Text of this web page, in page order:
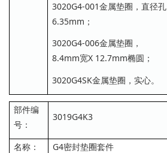
3020G4-001金属垫圈，直径孔
6.35mm；
3020G4-006金属垫圈，
8.4mm宽X 12.7mm椭圆；
3020G4SK金属垫圈，实心。
部件编
号：
3019G4K3
名称： G4密封垫圈套件